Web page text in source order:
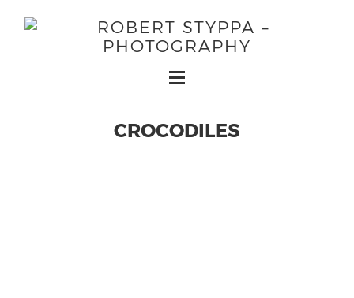
CROCODILES